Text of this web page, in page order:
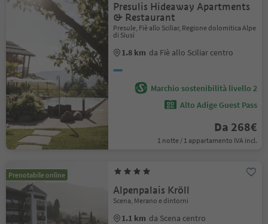
Presulis Hideaway Apartments
& Restaurant
Presule, Fiè allo Sciliar, Regione dolomitica Alpe
di Siusi
1.8 km da Fiè allo Sciliar centro
Marchio sostenibilità livello 2
Alto Adige Guest Pass
Da 268€
1 notte / 1 appartamento IVA incl.
Prenotabile online
Alpenpalais Kröll
Scena, Merano e dintorni
1.1 km da Scena centro